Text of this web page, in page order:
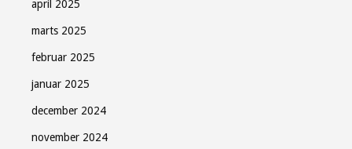
april 2025
marts 2025
februar 2025
januar 2025
december 2024
november 2024